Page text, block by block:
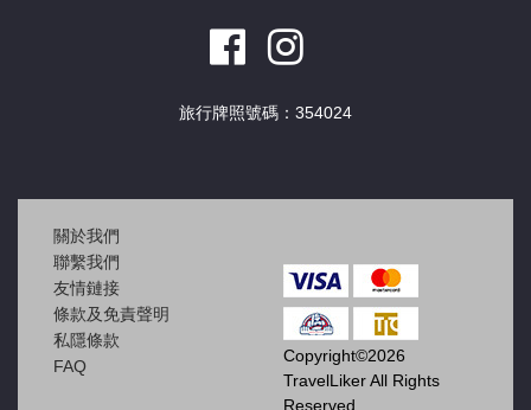
旅行牌照號碼：354024
關於我們
聯繫我們
友情鏈接
條款及免責聲明
私隱條款
FAQ
Copyright©2026
TravelLiker All Rights
Reserved.